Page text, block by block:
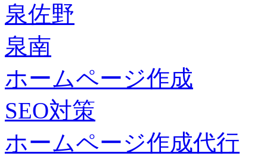
泉佐野
泉南
ホームページ作成
SEO対策
ホームページ作成代行